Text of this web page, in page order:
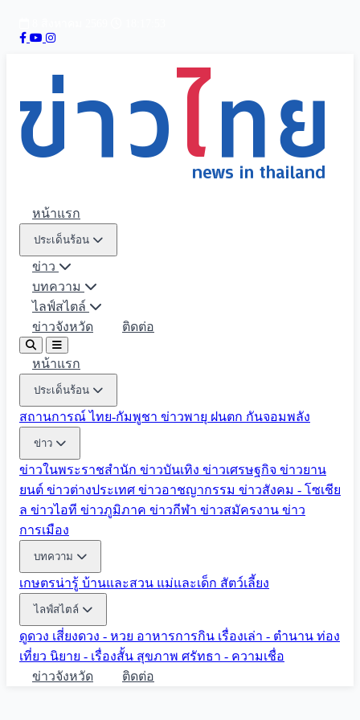
หน้าแรก
ประเด็นร้อน
ข่าว
บทความ
ไลฟ์สไตล์
ข่าวจังหวัด
ติดต่อ
หน้าแรก
ประเด็นร้อน
สถานการณ์ ไทย-กัมพูชา ข่าวพายุ ฝนตก กันจอมพลัง
ข่าว
ข่าวในพระราชสำนัก ข่าวบันเทิง ข่าวเศรษฐกิจ ข่าวยาน
ยนต์ ข่าวต่างประเทศ ข่าวอาชญากรรม ข่าวสังคม - โซเชีย
ล ข่าวไอที ข่าวภูมิภาค ข่าวกีฬา ข่าวสมัครงาน ข่าว
การเมือง
บทความ
เกษตรน่ารู้ บ้านและสวน แม่และเด็ก สัตว์เลี้ยง
ไลฟ์สไตล์
ดูดวง เสี่ยงดวง - หวย อาหารการกิน เรื่องเล่า - ตำนาน ท่อง
เที่ยว นิยาย - เรื่องสั้น สุขภาพ ศรัทธา - ความเชื่อ
ข่าวจังหวัด
ติดต่อ